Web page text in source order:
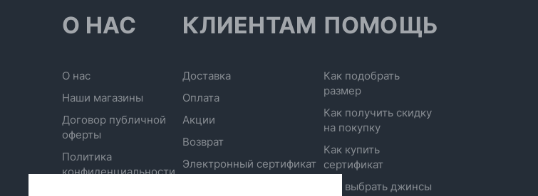
О НАС
О нас
Наши магазины
Договор публичной
оферты
Политика
конфиденциальности
КЛИЕНТАМ
Доставка
Оплата
Акции
Возврат
Электронный сертификат
ПОМОЩЬ
Как подобрать
размер
Как получить скидку
на покупку
Как купить
сертификат
Как выбрать джинсы